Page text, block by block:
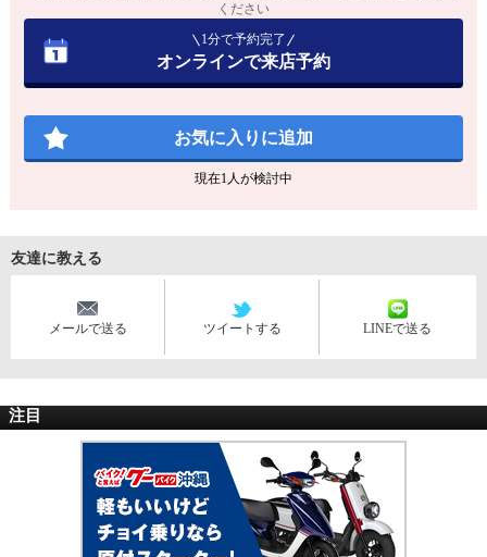
ください
1分で予約完了
オンラインで来店予約
お気に入りに追加
現在1人が検討中
友達に教える
メールで送る ツイートする LINEで送る
注目